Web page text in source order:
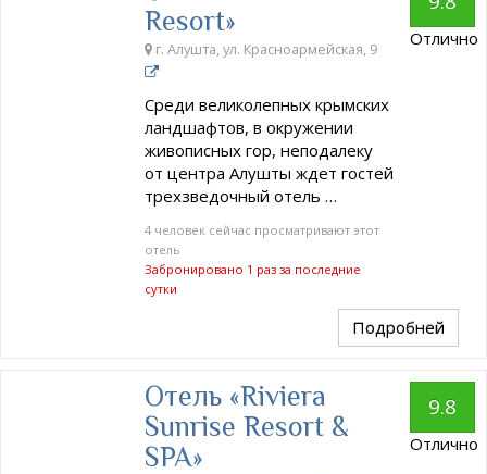
Resort»
г. Алушта, ул. Красноармейская, 9
Среди великолепных крымских
ландшафтов, в окружении
живописных гор, неподалеку
от центра Алушты ждет гостей
трехзведочный отель …
4 человек сейчас просматривают этот
отель
Забронировано 1 раз за последние
сутки
Отлично
Подробней
Отель «Riviera
Sunrise Resort &
SPA»
9.8
Отлично